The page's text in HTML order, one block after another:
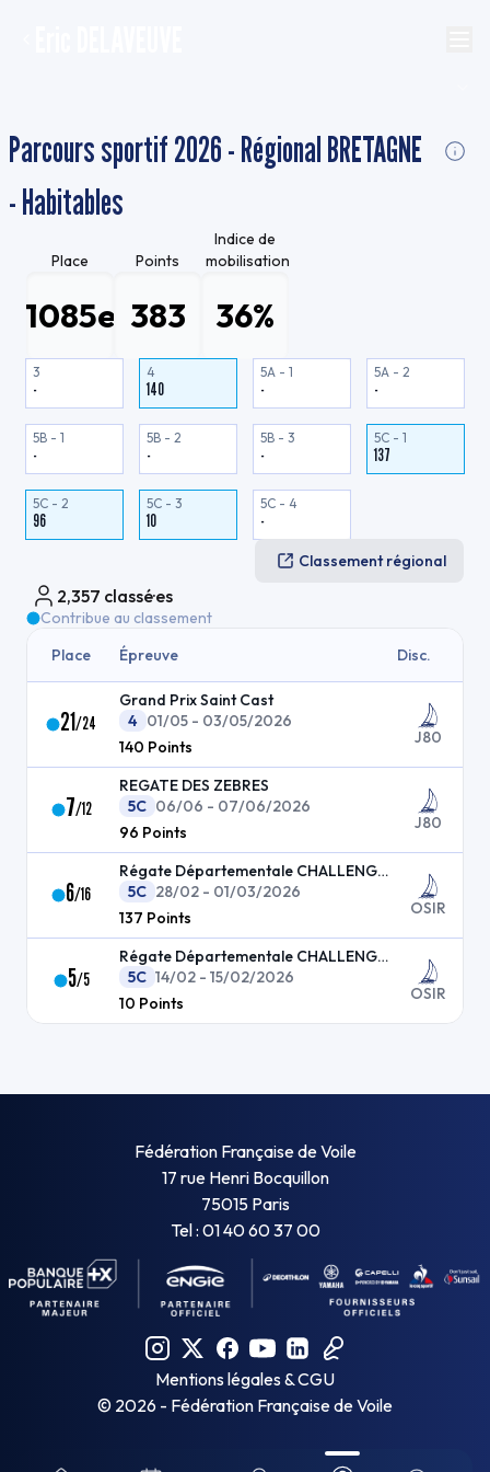
Parcours sportif 2026 - Régional BRETAGNE
- Habitables
Place
1085e
Points
383
Indice de
mobilisation
36%
3
-
4
140
5A - 1
-
5A - 2
-
5B - 1
-
5B - 2
-
5B - 3
-
5C - 1
137
5C - 2
96
5C - 3
10
5C - 4
-
Classement régional
2,357 classé·es
Contribue au classement
Place
Épreuve Disc.
21/24
Grand Prix Saint Cast
4 01/05 - 03/05/2026
140 Points J80
7/12
REGATE DES ZEBRES
5C 06/06 - 07/06/2026
96 Points J80
6/16
Régate Départementale CHALLENGE DE PRINTEMPS
5C 28/02 - 01/03/2026
137 Points OSIR
5/5
Régate Départementale CHALLENGE DE PRINTEMPS
5C 14/02 - 15/02/2026
10 Points OSIR
Fédération Française de Voile
17 rue Henri Bocquillon
75015 Paris
Tel : 01 40 60 37 00
Mentions légales & CGU
© 2026 - Fédération Française de Voile